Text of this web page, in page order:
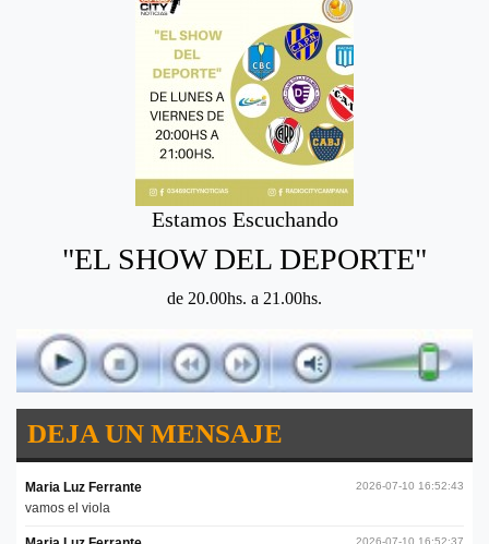
Estamos Escuchando
"EL SHOW DEL DEPORTE"
de 20.00hs. a 21.00hs.
DEJA UN MENSAJE